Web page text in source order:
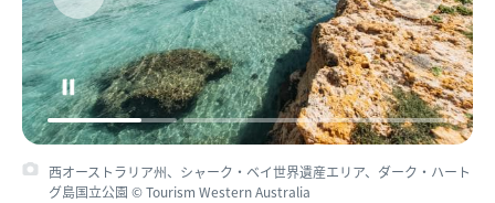
西オーストラリア州、シャーク・ベイ世界遺産エリア、ダーク・ハート
グ島国立公園 © Tourism Western Australia